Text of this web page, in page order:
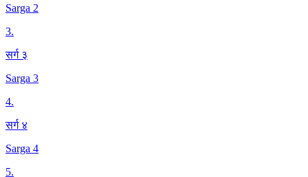
Sarga 2
3.
सर्ग ३
Sarga 3
4.
सर्ग ४
Sarga 4
5.